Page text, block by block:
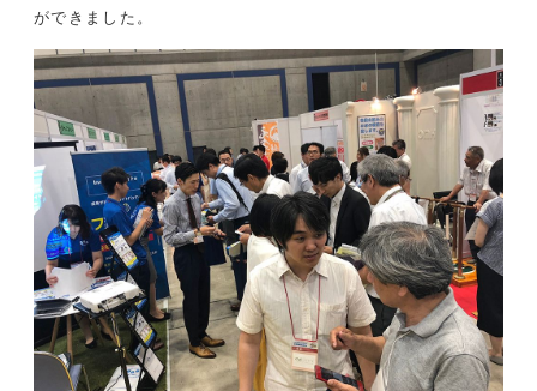
ができました。